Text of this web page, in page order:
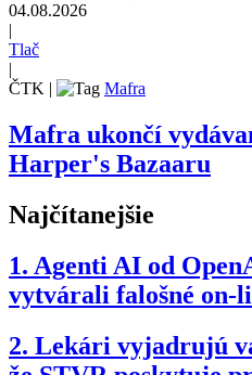
04.08.2026
|
Tlač
|
ČTK | Mafra
Mafra ukončí
Harper's Bazaaru
Najčítanejšie
1. Agenti AI od
vytvárali falošné on-
2. Lekári vyjadrujú